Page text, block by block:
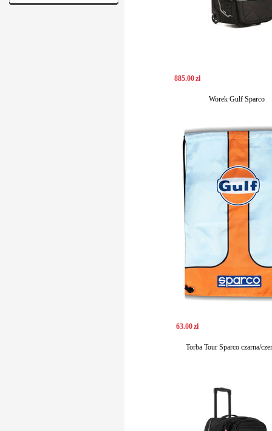
885.00zł
Worek Gulf Sparco
63.00zł
Torba Tour Sparco czarna/